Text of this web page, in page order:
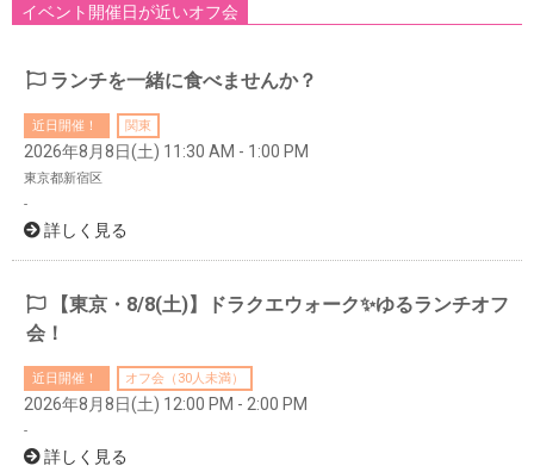
イベント開催日が近いオフ会
ランチを一緒に食べませんか？
近日開催！ 関東
2026年8月8日(土) 11:30 AM - 1:00 PM
東京都新宿区
-
詳しく見る
【東京・8/8(土)】ドラクエウォーク✨ゆるランチオフ
会！
近日開催！ オフ会（30人未満）
2026年8月8日(土) 12:00 PM - 2:00 PM
-
詳しく見る